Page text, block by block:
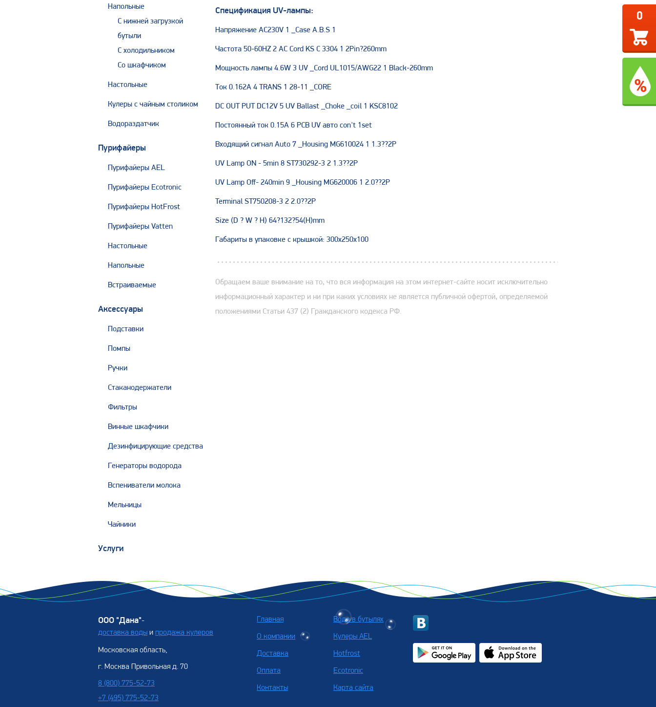
Напольные
С нижней загрузкой
бутыли
С холодильником
Со шкафчиком
Настольные
Кулеры с чайным столиком
Водораздатчик
Пурифайеры
Пурифайеры AEL
Пурифайеры Ecotronic
Пурифайеры HotFrost
Пурифайеры Vatten
Настольные
Напольные
Встраиваемые
Аксессуары
Подставки
Помпы
Ручки
Стаканодержатели
Фильтры
Винные шкафчики
Дезинфицирующие средства
Генераторы водорода
Вспениватели молока
Мельницы
Чайники
Услуги
Спецификация UV-лампы:
Напряжение AC230V 1 _Case A.B.S 1
Частота 50-60HZ 2 AC Cord KS C 3304 1 2Pin?260mm
Мощность лампы 4.6W 3 UV _Cord UL1015/AWG22 1 Black-260mm
Ток 0.162A 4 TRANS 1 28-11 _CORE
DC OUT PUT DC12V 5 UV Ballast _Choke _coil 1 KSC8102
Постоянный ток 0.15A 6 PCB UV авто con't 1set
Входящий сигнал Auto 7 _Housing MG610024 1 1.3??2P
UV Lamp ON - 5min 8 ST730292-3 2 1.3??2P
UV Lamp Off- 240min 9 _Housing MG620006 1 2.0??2P
Terminal ST750208-3 2 2.0??2P
Size (D ? W ? H) 64?132?54(H)mm
Габариты в упаковке с крышкой: 300x250x100
Обращаем ваше внимание на то, что вся информация на этом интернет-сайте носит исключительно
информационный характер и ни при каких условиях не является публичной офертой, определяемой
положениями Статьи 437 (2) Гражданского кодекса РФ.
ООО "Дана"-
доставка воды и продажа кулеров
Московская область,
г. Москва Привольная д. 70
8 (800) 775-52-73
+7 (495) 775-52-73
Главная
О компании
Доставка
Оплата
Контакты
Вода в бутылях
Кулеры AEL
Hotfrost
Ecotronic
Карта сайта
0